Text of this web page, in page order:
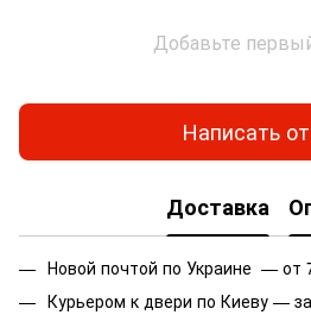
Добавьте
Написать
Доставка
Новой почтой по Украине — от
Курьером к двери по Киеву —